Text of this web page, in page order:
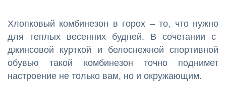
Хлопковый комбинезон в горох – то, что нужно
для теплых весенних будней. В сочетании с
джинсовой курткой и белоснежной спортивной
обувью такой комбинезон точно поднимет
настроение не только вам, но и окружающим.